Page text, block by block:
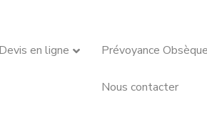
Devis en ligne Prévoyance
Nous contacter